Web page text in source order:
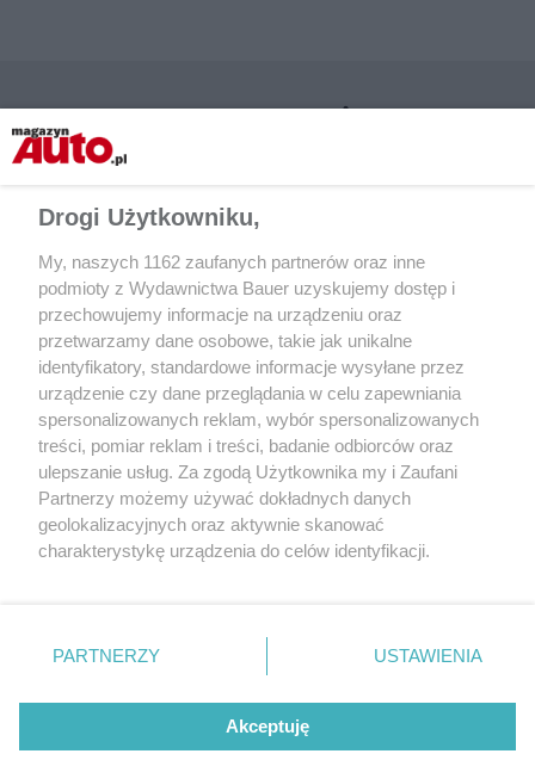
TEST
Audi Q4 Sportback 50 e-tron – test
NOWOŚCI
Moc bez zmian –
i Stelvio
REGULAMIN SERWISU
MAPA SERWISU
Drogi Użytkowniku,
My, naszych 1162 zaufanych partnerów oraz inne
podmioty z Wydawnictwa Bauer uzyskujemy dostęp i
przechowujemy informacje na urządzeniu oraz
przetwarzamy dane osobowe, takie jak unikalne
identyfikatory, standardowe informacje wysyłane przez
urządzenie czy dane przeglądania w celu zapewniania
spersonalizowanych reklam, wybór spersonalizowanych
treści, pomiar reklam i treści, badanie odbiorców oraz
ulepszanie usług. Za zgodą Użytkownika my i Zaufani
Partnerzy możemy używać dokładnych danych
geolokalizacyjnych oraz aktywnie skanować
charakterystykę urządzenia do celów identyfikacji.
zmienić/wycofać klikając przycisk ustawień prywatności
znajdujący się w lewym dolnym rogu strony
rodzaje przetwarzania danych nie wymagają zgody
użytkownika, ale masz prawo sprzeciwić się takiemu
PARTNERZY USTAWIENIA
Akceptuję